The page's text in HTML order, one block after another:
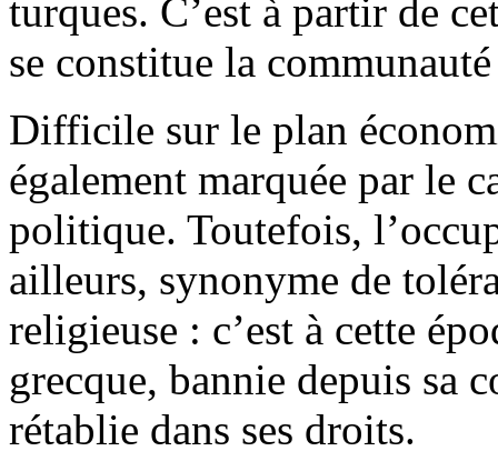
turques. C’est à partir de
se constitue la
Difficile sur le plan
également marquée par le
politique. Toutefois,
ailleurs, synonyme de
religieuse : c’est à cette
grecque, bannie depuis sa
rétablie dans ses droits.